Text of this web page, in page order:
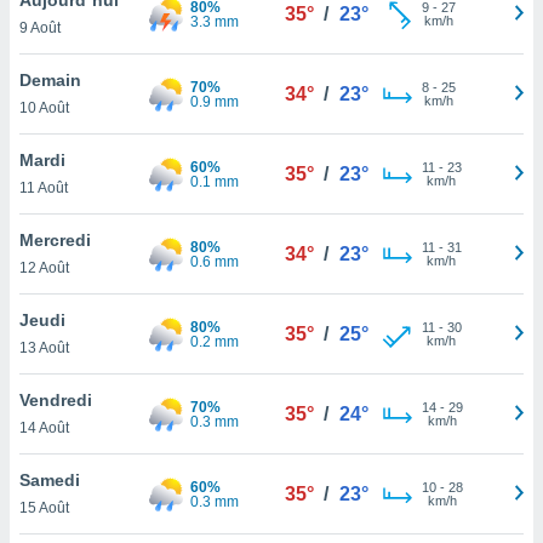
et
»,
au
vous
qu'ils
ou
le
ainsi
un
la
du
9 Août
80%
3.3 mm
35° / 23° 9- 27
km/h
Demain
10 Août
70%
0.9 mm
34° / 23° 8- 25
km/h
Mardi
11 Août
60%
0.1 mm
35° / 23° 11 - 23
km/h
Mercredi
12 Août
80%
0.6 mm
34° / 23° 11 - 31
km/h
Jeudi
13 Août
80%
0.2 mm
35° / 25° 11 - 30
km/h
Vendredi
14 Août
70%
0.3 mm
35° / 24° 14- 29
km/h
Samedi
15 Août
60%
0.3 mm
35° / 23° 10- 28
km/h